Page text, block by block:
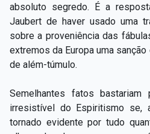
absoluto segredo. É a
Jaubert de haver usado uma
sobre a proveniência das
extremos da Europa uma
de além-túmulo.
Semelhantes fatos bastariam
irresistível do Espiritismo se,
tornado evidente por tudo